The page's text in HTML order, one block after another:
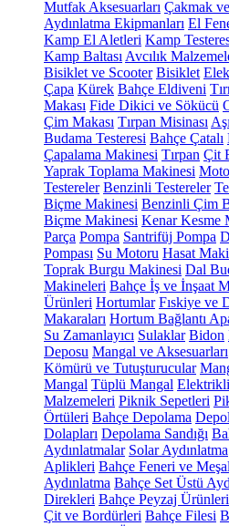
Mutfak Aksesuarları Çakmak
Aydınlatma Ekipmanları El
Kamp El Aletleri Kamp
Kamp Baltası Avcılık
Bisiklet ve Scooter Bisiklet
Çapa Kürek Bahçe Eldiveni
Makası Fide Dikici ve Sökücü
Çim Makası Tırpan Misinası
Budama Testeresi Bahçe Çatalı
Çapalama Makinesi Tırpan Çit
Yaprak Toplama Makinesi
Testereler Benzinli Testereler
Biçme Makinesi Benzinli Çim
Biçme Makinesi Kenar Kesme
Parça Pompa Santrifüj Pompa
Pompası Su Motoru Hasat
Toprak Burgu Makinesi Dal
Makineleri Bahçe İş ve İnşaat
Ürünleri Hortumlar Fıskiye ve
Makaraları Hortum Bağlantı
Su Zamanlayıcı Sulaklar Bidon
Deposu Mangal ve Aksesuarları
Kömürü ve Tutuşturucular
Mangal Tüplü Mangal
Malzemeleri Piknik Sepetleri
Örtüleri Bahçe Depolama
Dolapları Depolama Sandığı
Aydınlatmalar Solar Aydınlatma
Aplikleri Bahçe Feneri ve
Aydınlatma Bahçe Set Üstü
Direkleri Bahçe Peyzaj Ürünleri
Çit ve Bordürleri Bahçe Filesi